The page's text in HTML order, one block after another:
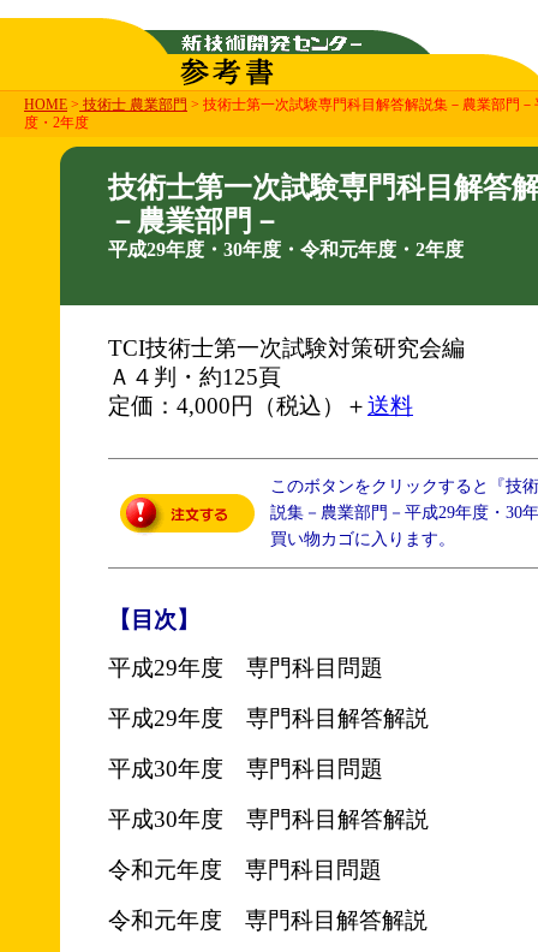
HOME > 技術士 農業部門 > 技術士第一次試験専門科目解答解説集－農業部門
度・2年度
技術士第一次試験専門科目解答
－農業部門－
平成29年度・30年度・令和元年度・2年度
TCI技術士第一次試験対策研究会編
Ａ４判・約125頁
定価：4,000円（税込）＋送料
このボタンをクリックすると『技
説集－農業部門－平成29年度・30
買い物カゴに入ります。
【目次】
平成29年度 専門科目問題
平成29年度 専門科目解答解説
平成30年度 専門科目問題
平成30年度 専門科目解答解説
令和元年度 専門科目問題
令和元年度 専門科目解答解説